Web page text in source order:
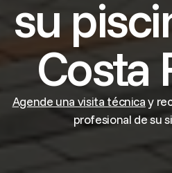
su
Costa
Agende una visita técnicay
profesional de su